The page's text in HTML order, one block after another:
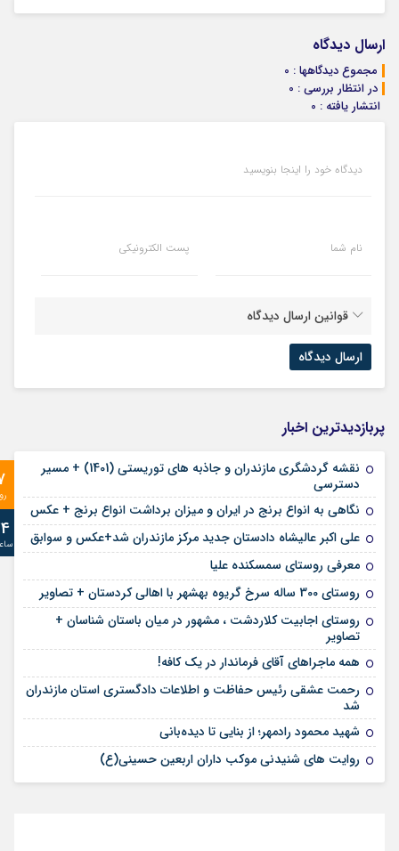
ارسال دیدگاه
مجموع دیدگاهها : 0
در انتظار بررسی : 0
انتشار یافته : 0
دیدگاه خود را اینجا بنویسید
نام شما پست الکترونیکی
قوانین ارسال دیدگاه
پربازدیدترین اخبار
نقشه گردشگری مازندران و جاذبه های توریستی (1401) + مسیر
دسترسی
نگاهی به انواع برنج در ایران و میزان برداشت انواع برنج + عکس
علی‌ اکبر عالیشاه دادستان جدید مرکز مازندران شد+عکس و سوابق
معرفی روستای سمسکنده علیا
روستای 300 ساله سرخ ‌گریوه بهشهر با اهالی کردستان + تصاویر
روستای اجابیت کلاردشت ، مشهور در میان باستان شناسان +
تصاویر
همه ماجراهای آقای فرماندار در یک کافه!
رحمت عشقی رئیس حفاظت و اطلاعات دادگستری استان مازندران
شد
شهید محمود رادمهر؛ از بنایی تا دیده‌بانی
روایت های شنیدنی موکب داران اربعین حسینی(ع)